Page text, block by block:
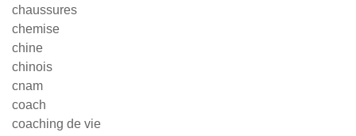
chaussures
chemise
chine
chinois
cnam
coach
coaching de vie